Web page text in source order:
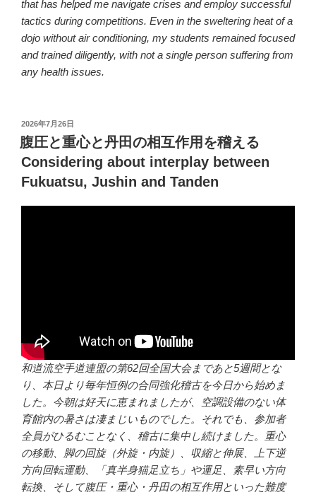
that has helped me navigate crises and employ successful
tactics during competitions. Even in the sweltering heat of a
dojo without air conditioning, my students remained focused
and trained diligently, with not a single person suffering from
any health issues.
投
稿
日:
2026年7月26日
腹圧と重心と丹田の相互作用を稽える
Considering about interplay between
Fukuatsu, Jushin and Tanden
和道流空手道連盟の第62回全国大会まであと5週間とな
り、本日より毎年恒例の合同強化稽古を今日から始めま
した。今朝は好天に恵まれましたが、空調設備のない体
育館内の暑さは凄まじいものでした。それでも、参加者
全員がひるむことなく、稽古に集中し続けました。重心
の移動、脚の回旋（外旋・内旋）、収縮と伸展、上下逆
方向回転運動、「真半身猫足立ち」や運足、素早い方向
転換、そして腹圧・重心・丹田の相互作用といった難度